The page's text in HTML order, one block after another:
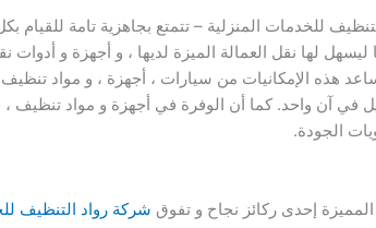
للخدمات المنزلية – تتمتع بجاهزية تامة للقيام
ليسهل لها نقل العمالة الميزة لديها ، و أجهزة و
هذه الإمكانيات من سيارات ، أجهزة ، و مواد
في آن واحد. كما أن الوفرة في أجهزة و مواد تنظيف
الجودة.
إحدى ركائز نجاح و تفوق شركة رواد التنظيف